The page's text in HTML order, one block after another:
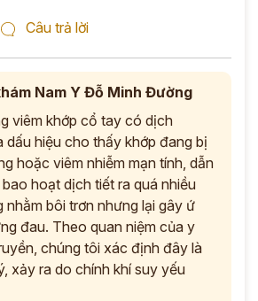
Câu trả lời
Nam Y Đỗ Minh Đường
viêm khớp cổ tay có dịch
dấu hiệu cho thấy khớp đang bị
hoặc viêm nhiễm mạn tính, dẫn
hoạt dịch tiết ra quá nhiều
nhằm bôi trơn nhưng lại gây ứ
đau. Theo quan niệm của y
chúng tôi xác định đây là
xảy ra do chính khí suy yếu